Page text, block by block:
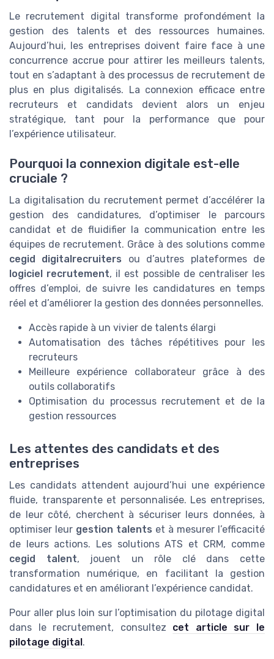
Le recrutement digital transforme profondément la
gestion des talents et des ressources humaines.
Aujourd’hui, les entreprises doivent faire face à une
concurrence accrue pour attirer les meilleurs talents,
tout en s’adaptant à des processus de recrutement de
plus en plus digitalisés. La connexion efficace entre
recruteurs et candidats devient alors un enjeu
stratégique, tant pour la performance que pour
l’expérience utilisateur.
Pourquoi la connexion digitale est-elle
cruciale ?
La digitalisation du recrutement permet d’accélérer la
gestion des candidatures, d’optimiser le parcours
candidat et de fluidifier la communication entre les
équipes de recrutement. Grâce à des solutions comme
cegid digitalrecruiters ou d’autres plateformes de
logiciel recrutement, il est possible de centraliser les
offres d’emploi, de suivre les candidatures en temps
réel et d’améliorer la gestion des données personnelles.
Accès rapide à un vivier de talents élargi
Automatisation des tâches répétitives pour les
recruteurs
Meilleure expérience collaborateur grâce à des
outils collaboratifs
Optimisation du processus recrutement et de la
gestion ressources
Les attentes des candidats et des
entreprises
Les candidats attendent aujourd’hui une expérience
fluide, transparente et personnalisée. Les entreprises,
de leur côté, cherchent à sécuriser leurs données, à
optimiser leur gestion talents et à mesurer l’efficacité
de leurs actions. Les solutions ATS et CRM, comme
cegid talent, jouent un rôle clé dans cette
transformation numérique, en facilitant la gestion
candidatures et en améliorant l’expérience candidat.
Pour aller plus loin sur l’optimisation du pilotage digital
dans le recrutement, consultez cet article sur le
pilotage digital.